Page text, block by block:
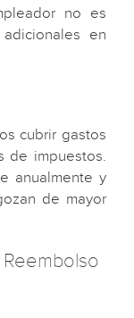
no es
en
cubrir gastos
de impuestos.
anualmente y
de mayor